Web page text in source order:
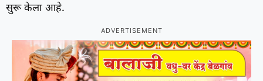
सुरू केला आहे.
ADVERTISEMENT